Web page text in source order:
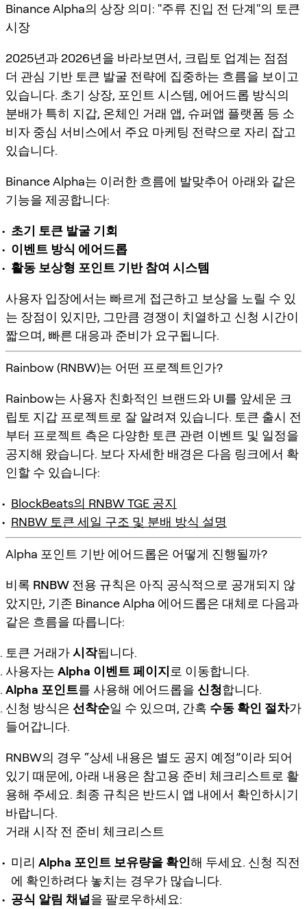
Binance Alpha의 상장 의미: "주류 진입 전 단계"의 토큰
시장
2025년과 2026년을 바라보면서, 크립토 업계는 점점
더 관심 기반 토큰 발굴 전략에 집중하는 흐름을 보이고
있습니다. 초기 상장, 포인트 시스템, 에어드롭 방식의
분배가 특히 지갑, 온체인 거래 앱, 슈퍼앱 플랫폼 등 소
비자 중심 서비스에서 주요 마케팅 전략으로 자리 잡고
있습니다.
Binance Alpha는 이러한 흐름에 발맞추어 아래와 같은
기능을 제공합니다:
초기 토큰 발굴 기회
이벤트 방식 에어드롭
활동 보상형 포인트 기반 참여 시스템
사용자 입장에서는 빠르게 접근하고 보상을 노릴 수 있
는 장점이 있지만, 그만큼 경쟁이 치열하고 신청 시간이
짧으며, 빠른 대응과 준비가 요구됩니다.
Rainbow (RNBW)는 어떤 프로젝트인가?
Rainbow는 사용자 친화적인 브랜드와 UI를 앞세운 크
립토 지갑 프로젝트로 잘 알려져 있습니다. 토큰 출시 전
부터 프로젝트 측은 다양한 토큰 관련 이벤트 및 일정을
공지해 왔습니다. 보다 자세한 배경은 다음 링크에서 확
인할 수 있습니다:
BlockBeats의 RNBW TGE 공지
RNBW 토큰 세일 구조 및 분배 방식 설명
Alpha 포인트 기반 에어드롭은 어떻게 진행될까?
비록 RNBW 전용 규칙은 아직 공식적으로 공개되지 않
았지만, 기존 Binance Alpha 에어드롭은 대체로 다음과
같은 흐름을 따릅니다:
토큰 거래가시작됩니다.
사용자는 Alpha 이벤트 페이지 로 이동합니다.
Alpha 포인트를 사용해 에어드롭을 신청합니다.
신청 방식은 선착순일 수 있으며, 간혹 수동 확인 절차가
들어갑니다.
RNBW의 경우 “상세 내용은 별도 공지 예정”이라 되어
있기 때문에, 아래 내용은 참고용 준비 체크리스트 로 활
용해 주세요. 최종 규칙은 반드시 앱 내에서 확인하시기
바랍니다.
거래 시작 전 준비 체크리스트
미리 Alpha 포인트 보유량을 확인해 두세요. 신청 직전
에 확인하려다 놓치는 경우가 많습니다.
공식 알림 채널을 팔로우하세요: